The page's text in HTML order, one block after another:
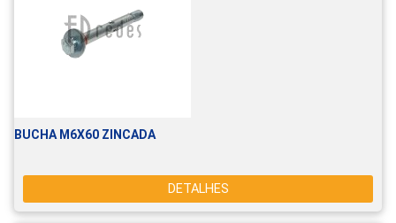
BUCHA M6X60 ZINCADA
DETALHES